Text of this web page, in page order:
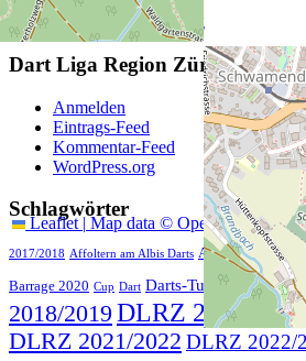
Leaflet | Map data © OpenStreetMap
Datenschutzerklärung
Dart Liga Region Zürich
Anmelden
Eintrags-Feed
Kommentar-Feed
WordPress.org
Schlagwörter
2017/2018 Affoltern am Albis Darts Anmeldung
Barrage 2020 Cup Dart Darts-Turniere
2018/2019 DLRZ 2019/2020
DLRZ 2021/2022 DLRZ 2022/